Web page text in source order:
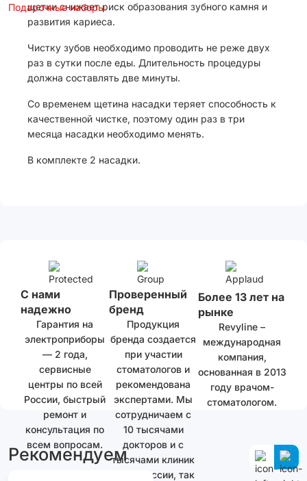
Подарочные наборы
щетки снижает риск образования зубного камня и
развития кариеса.
Чистку зубов необходимо проводить не реже двух
раз в сутки после еды. Длительность процедуры
должна составлять две минуты.
Со временем щетина насадки теряет способность к
качественной чистке, поэтому один раз в три
месяца насадки необходимо менять.
В комплекте 2 насадки.
С нами
надежно
Гарантия на
электроприборы
— 2 года,
сервисные
центры по всей
России, быстрый
ремонт и
консультация по
всем вопросам.
Проверенный
бренд
Продукция
бренда создается
при участии
стоматологов и
рекомендована
экспертами. Мы
сотрудничаем с
10 тысячами
докторов и с
тысячами клиник
как в России, так
Более 13 лет на
рынке
Revyline –
международная
компания,
основанная в 2013
году врачом-
стоматологом.
Рекомендуем